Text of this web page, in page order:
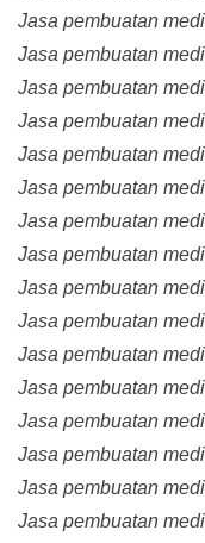
Jasa pembuatan
Jasa pembuatan
Jasa pembuatan
Jasa pembuatan
Jasa pembuatan
Jasa pembuatan
Jasa pembuatan
Jasa pembuatan
Jasa pembuatan
Jasa pembuatan
Jasa pembuatan
Jasa pembuatan
Jasa pembuatan
Jasa pembuatan
Jasa pembuatan
Jasa pembuatan